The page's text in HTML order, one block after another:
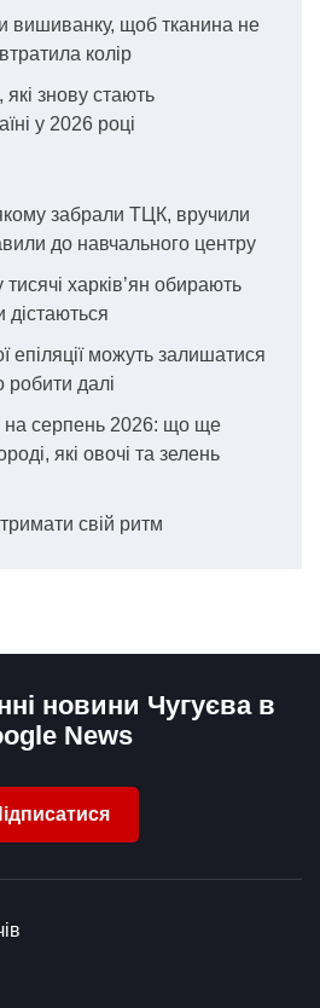
вишиванку, щоб тканина не
колір
які знову стають
у 2026 році
забрали ТЦК, вручили
до навчального центру
тисячі харків’ян обирають
дістаються
епіляції можуть залишатися
робити далі
на серпень 2026: що ще
які овочі та зелень
свій ритм
новини Чугуєва в
News